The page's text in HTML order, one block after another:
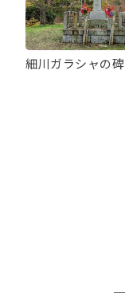
細川ガラシャの碑